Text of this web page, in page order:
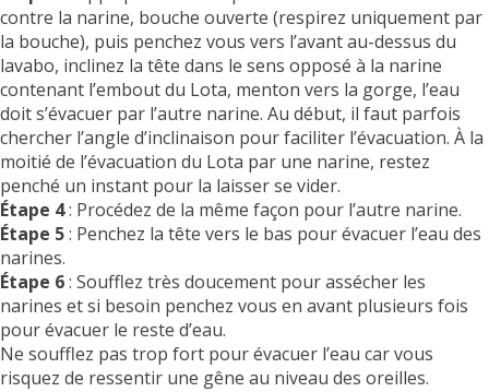
contre la narine, bouche ouverte (respirez uniquement par
la bouche), puis penchez vous vers l’avant au-dessus du
lavabo, inclinez la tête dans le sens opposé à la narine
contenant l’embout du Lota, menton vers la gorge, l’eau
doit s’évacuer par l’autre narine. Au début, il faut parfois
chercher l’angle d’inclinaison pour faciliter l’évacuation. À la
moitié de l’évacuation du Lota par une narine, restez
penché un instant pour la laisser se vider.
Étape 4: Procédez de la même façon pour l’autre narine.
Étape 5: Penchez la tête vers le bas pour évacuer l’eau des
narines.
Étape 6: Soufflez très doucement pour assécher les
narines et si besoin penchez vous en avant plusieurs fois
pour évacuer le reste d’eau.
Ne soufflez pas trop fort pour évacuer l’eau car vous
risquez de ressentir une gêne au niveau des oreilles.